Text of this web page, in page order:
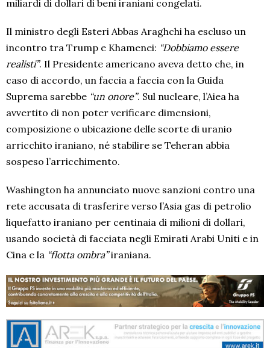
miliardi di dollari di beni iraniani congelati.
Il ministro degli Esteri Abbas Araghchi ha escluso un
incontro tra Trump e Khamenei: “Dobbiamo essere
realisti”. Il Presidente americano aveva detto che, in
caso di accordo, un faccia a faccia con la Guida
Suprema sarebbe “un onore”. Sul nucleare, l’Aiea ha
avvertito di non poter verificare dimensioni,
composizione o ubicazione delle scorte di uranio
arricchito iraniano, né stabilire se Teheran abbia
sospeso l’arricchimento.
Washington ha annunciato nuove sanzioni contro una
rete accusata di trasferire verso l’Asia gas di petrolio
liquefatto iraniano per centinaia di milioni di dollari,
usando società di facciata negli Emirati Arabi Uniti e in
Cina e la “flotta ombra”iraniana.